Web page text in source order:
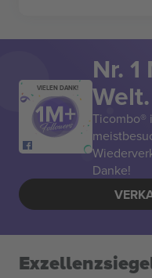
VIELEN DANK!
Nr.
Welt.
Ticombo®
Danke!